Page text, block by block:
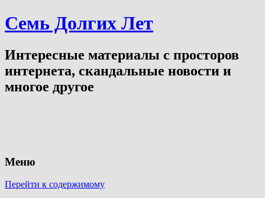
Семь Долгих Лет
Интересные материалы с просторов
интернета, скандальные новости и
многое другое
Меню
Перейти к содержимому